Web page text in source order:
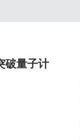
破量子计